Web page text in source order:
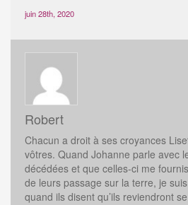
juin 28th, 2020
Robert
Chacun a droit à ses croyances
vôtres. Quand Johanne parle avec
décédées et que celles-ci me
de leurs passage sur la terre, je
quand ils disent qu’ils reviendront